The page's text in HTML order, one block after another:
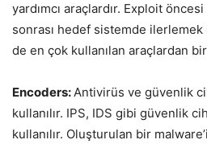
yardımcı araçlardır. Exploit
sonrası hedef sistemde ilerlemek
de en çok kullanılan araçlardan
Encoders:Antivirüs ve güvenlik
kullanılır. IPS, IDS gibi güvenlik
kullanılır. Oluşturulan bir